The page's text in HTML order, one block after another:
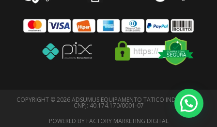
COPYRIGHT © 2026 ADSUMUS EQUIPAMENTO TATICO INDIVIDUAL -
CNPJ: 40.174.170/0001-07
POWERED BY FACTORY MARKETING DIGITAL